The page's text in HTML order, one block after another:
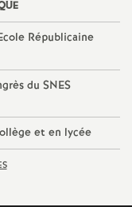
e
c
o
n
Républicaine
du SNES
et en lycée